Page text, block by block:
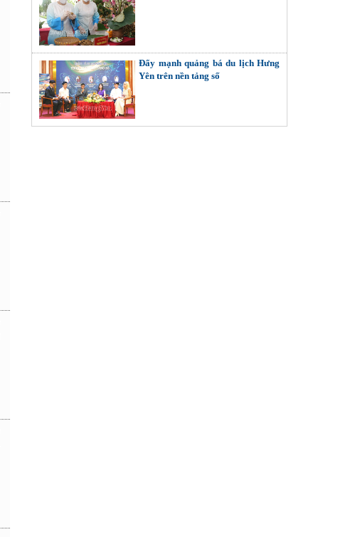
Đẩy mạnh quảng bá du lịch Hưng
Yên trên nền tảng số